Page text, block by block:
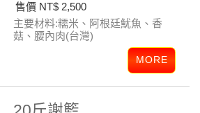
售價 NT$ 2,500
主要材料:糯米、阿根廷魷魚、香
菇、腰內肉(台灣)